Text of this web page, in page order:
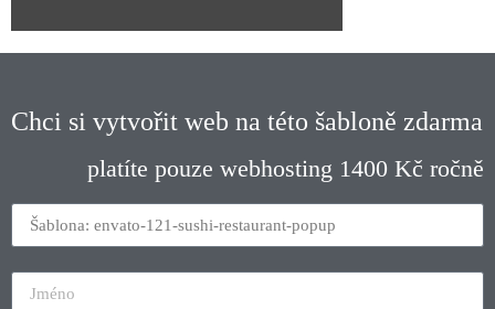
Chci si vytvořit web na této šabloně zdarma
platíte pouze webhosting 1400 Kč ročně